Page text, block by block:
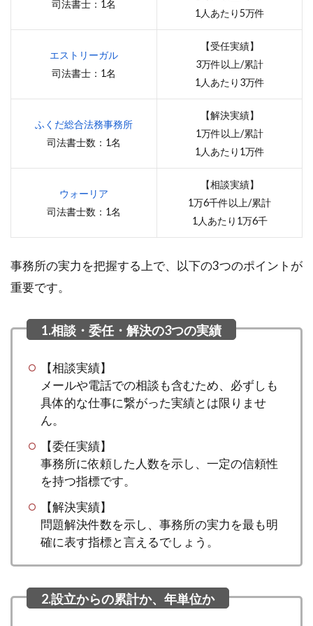
司法書士：1名
1人あたり5万件
エストリーガル
司法書士：1名
【受任実績】
3万件以上/累計
1人あたり3万件
ふくだ総合法務事務所
司法書士数：1名
【解決実績】
1万件以上/累計
1人あたり1万件
ウォーリア
司法書士数：1名
【相談実績】
1万6千件以上/累計
1人あたり1万6千
事務所の実力を把握する上で、以下の3つのポイントが
重要です。
【相談実績】
メールや電話での相談も含むため、必ずしも
具体的な仕事に繋がった実績とは限りませ
ん。
【委任実績】
事務所に依頼した人数を示し、一定の信頼性
を持つ指標です。
【解決実績】
問題解決件数を示し、事務所の実力を最も明
確に表す指標と言えるでしょう。